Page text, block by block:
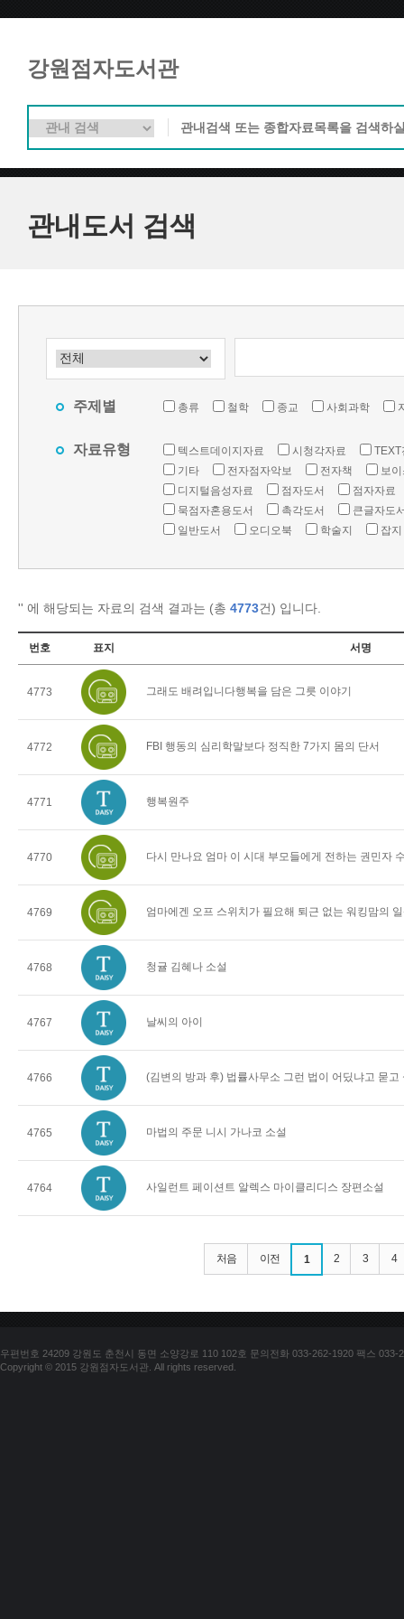
강원점자도서관
관내도서 검색
주제별 총류 철학 종교 사회과학
자료유형 텍스트데이지자료 시청각자료
TEXT
기타
전자점자악보 전자책
보
디지털음성자료
점자도서
점자자료
묵점자혼용도서
촉각도서
큰글자도
일반도서
오디오북 학술지 잡지
'' 에 해당되는 자료의 검색 결과는 (총 4773건) 입니다.
번호 표지 서명
4773 그래도 배려입니다행복을 담은 그릇 이야기
4772 FBI 행동의 심리학말보다 정직한 7가지 몸의 단서
4771 행복원주
4770 다시 만나요 엄마 이 시대 부모들에게 전하는 권민자
4769 엄마에겐 오프 스위치가 필요해 퇴근 없는 워킹맘의
4768 청귤 김혜나 소설
4767 날씨의 아이
4766 (김변의 방과 후) 법률사무소 그런 법이 어딨냐고 묻고
4765 마법의 주문 니시 가나코 소설
4764 사일런트 페이션트 알렉스 마이클리디스 장편소설
처음 이전 1 2 3 4
우편번호 24209 강원도 춘천시 동면 소양강로 110 102호 문의전화 033-262-1920 팩스 033-
Copyright © 2015 강원점자도서관. All rights reserved.